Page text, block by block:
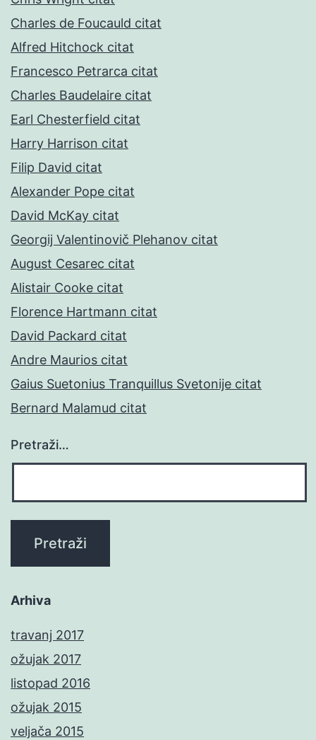
Charles de Foucauld citat
Alfred Hitchock citat
Francesco Petrarca citat
Charles Baudelaire citat
Earl Chesterfield citat
Harry Harrison citat
Filip David citat
Alexander Pope citat
David McKay citat
Georgij Valentinovič Plehanov citat
August Cesarec citat
Alistair Cooke citat
Florence Hartmann citat
David Packard citat
Andre Maurios citat
Gaius Suetonius Tranquillus Svetonije citat
Bernard Malamud citat
Pretraži…
Arhiva
travanj 2017
ožujak 2017
listopad 2016
ožujak 2015
veljača 2015